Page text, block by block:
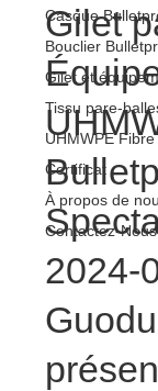
Casque
Bouclier
Gilet et
Tissu pare-
UHMWPE Fibre
Certificat
À propos de
Contactez-Nous
Gilet
2024-